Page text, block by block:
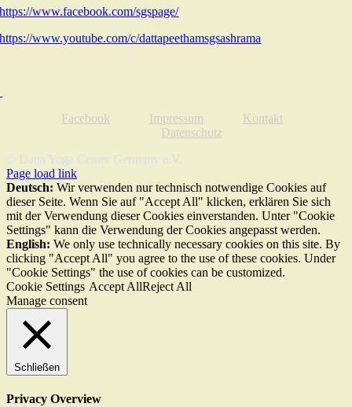
https://www.facebook.com/sgspage/
https://www.youtube.com/c/dattapeethamsgsashrama
Facebook Impressum
Kontakt
Datenschutz
© Datta Yoga Center Germany e.V.
Page load link
Deutsch: Wir verwenden nur technisch notwendige Cookies auf
dieser Seite. Wenn Sie auf "Accept All" klicken, erklären Sie sich
mit der Verwendung dieser Cookies einverstanden. Unter "Cookie
Settings" kann die Verwendung der Cookies angepasst werden.
English: We only use technically necessary cookies on this site. By
clicking "Accept All" you agree to the use of these cookies. Under
"Cookie Settings" the use of cookies can be customized.
Cookie Settings Accept AllReject All
Manage consent
Schließen
Privacy Overview